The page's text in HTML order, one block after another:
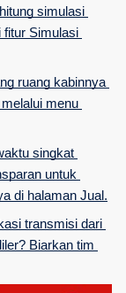
simulasi
fitur Simulasi
ruang kabinnya
menu
singkat
untuk
di halaman Jual.
transmisi dari
Biarkan tim